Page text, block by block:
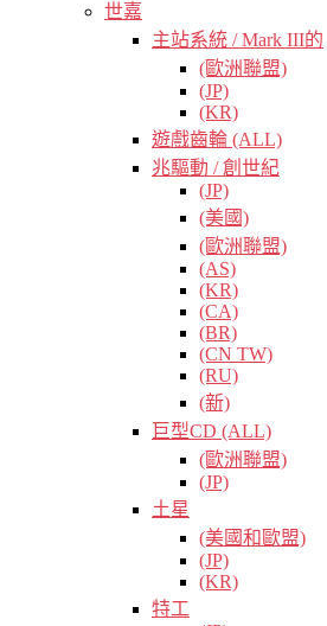
世嘉
主站系統 / Mark III的
(歐洲聯盟)
(JP)
(KR)
遊戲齒輪 (ALL)
兆驅動 / 創世紀
(JP)
(美國)
(歐洲聯盟)
(AS)
(KR)
(CA)
(BR)
(CN TW)
(RU)
(新)
巨型CD (ALL)
(歐洲聯盟)
(JP)
土星
(美國和歐盟)
(JP)
(KR)
特工